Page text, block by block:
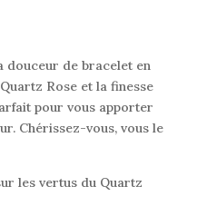
douceur de bracelet en
Rose et la finesse
pour vous apporter
Chérissez-vous, vous le
les vertus du Quartz